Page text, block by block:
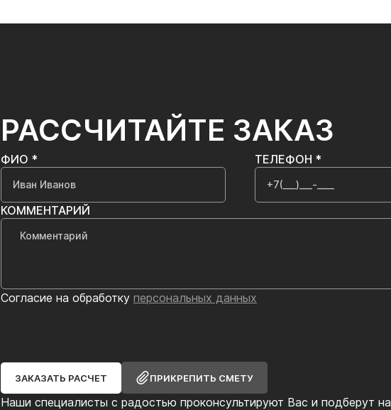
РАССЧИТАЙТЕ ЗАКАЗ
Наши специалисты с радостью проконсультируют Вас и подберут
ФИО * ТЕЛЕФОН *
КОММЕНТАРИЙ
Согласие на обработку персональных данных
ЗАКАЗАТЬ РАСЧЕТ ПРИКРЕПИТЬ СМЕТУ